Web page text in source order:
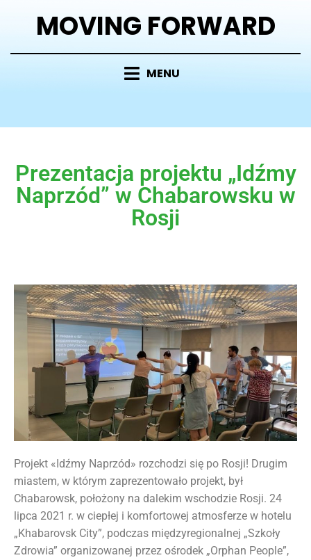
MOVING FORWARD
MENU
Prezentacja projektu „Idźmy
Naprzód” w Chabarowsku w
Rosji
Projekt «Idźmy Naprzód» rozchodzi się po Rosji! Drugim
miastem, w którym zaprezentowało projekt, był
Chabarowsk, położony na dalekim wschodzie Rosji. 24
lipca 2021 r. w ciepłej i komfortowej atmosferze w hotelu
„Khabarovsk City”, podczas międzyregionalnej „Szkoły
Zdrowia” organizowanej przez ośrodek „Orphan People”,